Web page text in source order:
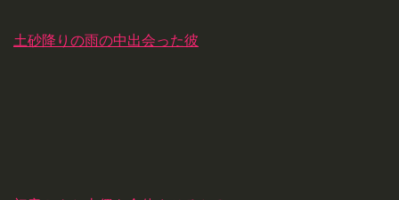
土砂降りの雨の中出会った彼